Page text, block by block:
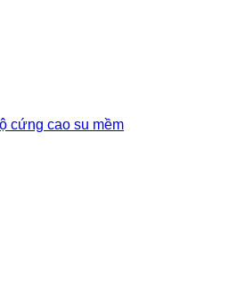
cứng cao su mềm